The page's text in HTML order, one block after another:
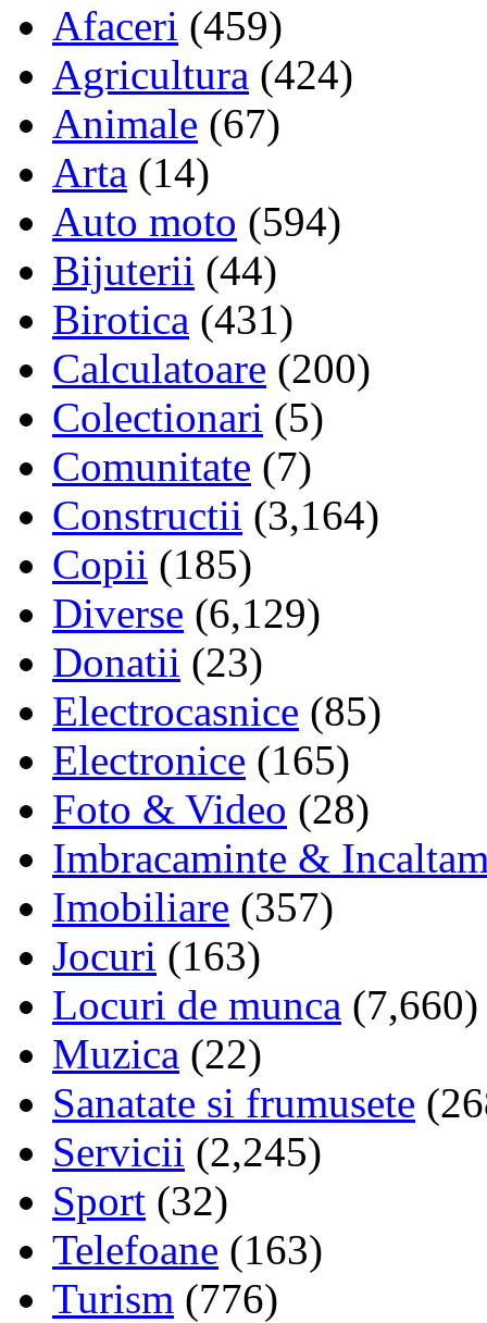
Afaceri (459)
Agricultura (424)
Animale (67)
Arta (14)
Auto moto (594)
Bijuterii (44)
Birotica (431)
Calculatoare (200)
Colectionari (5)
Comunitate (7)
Constructii (3,164)
Copii (185)
Diverse (6,129)
Donatii (23)
Electrocasnice (85)
Electronice (165)
Foto & Video (28)
Imbracaminte &
Imobiliare (357)
Jocuri (163)
Locuri de munca (7,660)
Muzica (22)
Sanatate si frumusete
Servicii (2,245)
Sport (32)
Telefoane (163)
Turism (776)